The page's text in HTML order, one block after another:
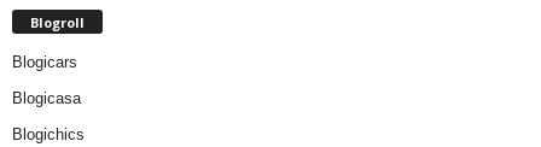
Blogroll
Blogicars
Blogicasa
Blogichics